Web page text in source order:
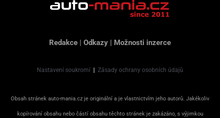
Redakce | Odkazy | Možnosti inzerce
Nastavení soukromí | Zásady ochrany osobních údajů
Obsah stránek auto-mania.cz je originální a je vlastnictvím jeho autorů. Jakékoliv
kopírování obsahu nebo částí obsahu těchto stránek je zakázáno, s výjimkou